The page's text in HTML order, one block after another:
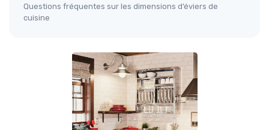
Questions fréquentes sur les dimensions d’éviers de
cuisine